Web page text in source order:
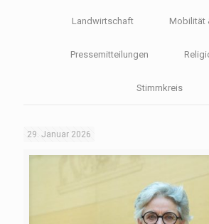
Landwirtschaft Mobilität
Pressemitteilungen
Stimmkreis
29. Januar 2026